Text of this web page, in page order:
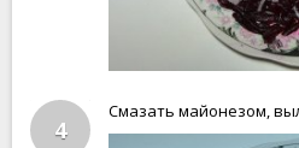
4
Смазать майонезом,